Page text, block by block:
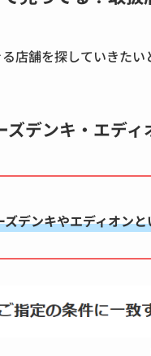
店舗を探していきたい
ズデンキ・エデ
デンキやエディオン